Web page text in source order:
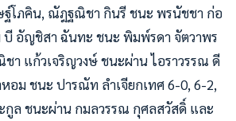
ฐ์โภคิน, ณัฎฐณิชา กินรี ชนะ พรนัชชา ก่อ
บี อัญชิสา ฉันทะ ชนะ พิมพ์รดา จัตวาพร
า แก้วเจริญวงษ์ ชนะผ่าน ไอราวรรณ ดี
อม ชนะ ปารณัท ลำเจียกเทศ 6-0, 6-2,
กูล ชนะผ่าน กมลวรรณ กุศลสวัสดิ์ และ